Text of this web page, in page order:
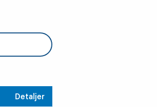
Detaljer